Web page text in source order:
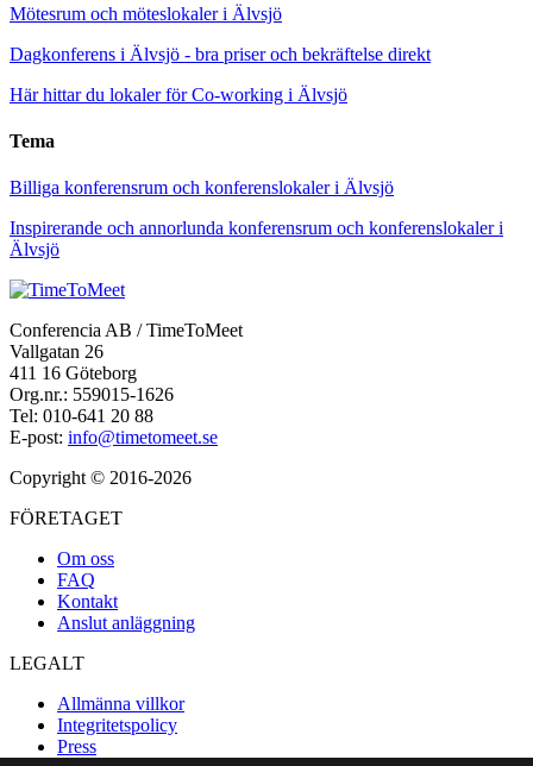
Mötesrum och möteslokaler i Älvsjö
Dagkonferens i Älvsjö - bra priser och bekräftelse direkt
Här hittar du lokaler för Co-working i Älvsjö
Tema
Billiga konferensrum och konferenslokaler i Älvsjö
Inspirerande och annorlunda konferensrum och konferenslokaler i
Älvsjö
Conferencia AB / TimeToMeet
Vallgatan 26
411 16 Göteborg
Org.nr.: 559015-1626
Tel: 010-641 20 88
E-post: info@timetomeet.se
Copyright © 2016-2026
FÖRETAGET
Om oss
FAQ
Kontakt
Anslut anläggning
LEGALT
Allmänna villkor
Integritetspolicy
Press